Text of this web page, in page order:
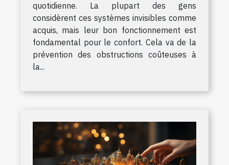
quotidienne. La plupart des gens
considèrent ces systèmes invisibles comme
acquis, mais leur bon fonctionnement est
fondamental pour le confort. Cela va de la
prévention des obstructions coûteuses à
la...